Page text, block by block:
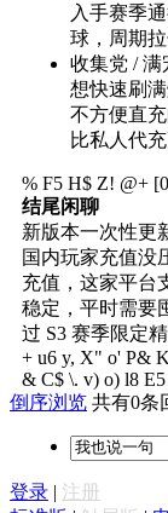
入手赛季
球，周期
收集党 / 满
想快速刷
不方便直
比私人代充
% F5 H$ Z! @+
结尾闲聊
新版本一次性更
国内玩家充值没
充值，这家平台
稳定，平时需要
过 S3 赛季限定精
+ u6 y, X" o' P&
& C$ \. v) o) l8
倒序浏览 共有0条
登录 | 注册